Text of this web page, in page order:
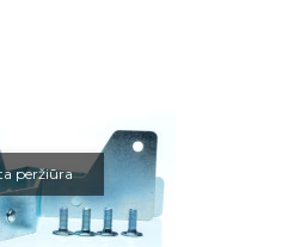
peržiūra